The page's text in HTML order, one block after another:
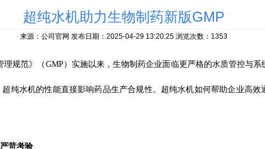
超纯水机助力生物制药新版GMP
来源：公司官网 发布日期：2025-04-29 13:20:25 浏览次数：1353
规范》（GMP）实施以来，生物制药企业面临更严格的水质管控与系
纯水机的性能直接影响药品生产合规性。超纯水机如何帮助企业高效
苛考验